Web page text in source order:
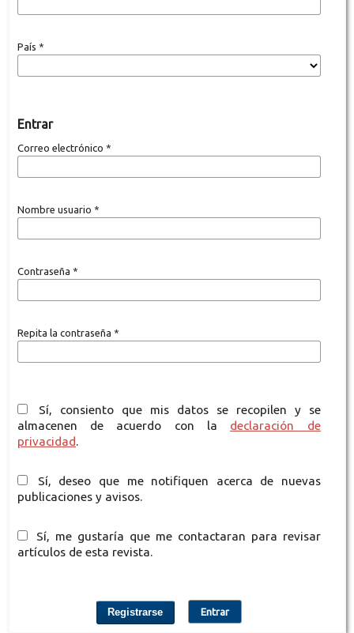
País *
Entrar
Correo electrónico *
Nombre usuario *
Contraseña *
Repita la contraseña *
almacenen de acuerdo con la declaración de
privacidad.
publicaciones y avisos.
artículos de esta revista.
Registrarse Entrar